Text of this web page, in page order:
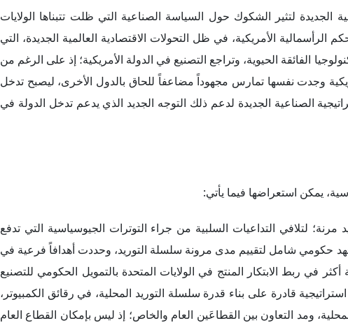
الجديدة لتثير الشكوك حول السياسة الصناعية التي ظلت تتبناها الولايات
الأمريكية، في ظل التحولات الاقتصادية العالمية الجديدة، التي
الفائقة الحيوية، وتراجع التصنيع في الدولة الأمريكية؛ إذ على الرغم من
وجدت نفسها تمارس مجهوداً مضاعفاً للحاق بالدول الأخرى، ليصبح تدخل
الصناعية الجديدة لدعم ذلك التوجه الجديد الذي يدعم تدخل الدولة في
يمكن استعراضها فيما يأتي:
لتلافي التداعيات السلبية من جراء التوترات الجيوسياسية التي تدفع
حكومي شامل لتقييم مدى مرونة سلسلة التوريد، وحددت أهدافاً فرعية في
ربط الابتكار المنتج في الولايات المتحدة بالتمويل الحكومي للتصنيع
قادرة على بناء قدرة سلسلة التوريد المحلية، في رقائق الكمبيوتر،
المحلية، ومد التعاون بين القطاعَين العام والخاص؛ إذ ليس بإمكان القطاع العام